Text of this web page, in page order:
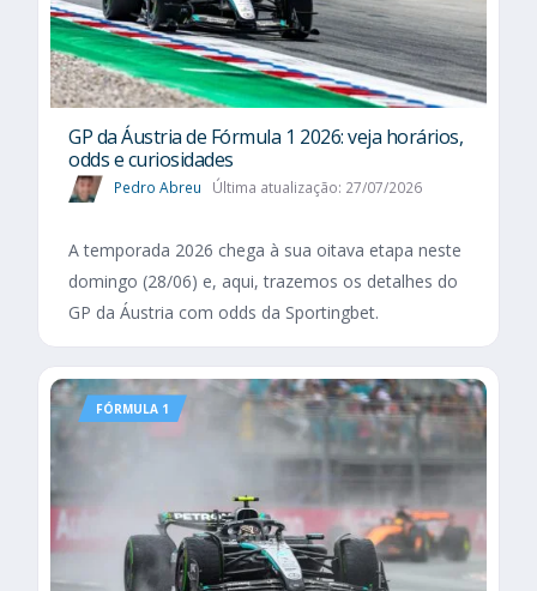
GP da Áustria de Fórmula 1 2026: veja horários,
odds e curiosidades
Pedro Abreu Última atualização: 27/07/2026
A temporada 2026 chega à sua oitava etapa neste
domingo (28/06) e, aqui, trazemos os detalhes do
GP da Áustria com odds da Sportingbet.
FÓRMULA 1